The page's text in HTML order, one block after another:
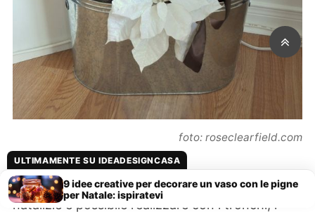
foto: roseclearfield.com
Avete visto quante incantevoli decorazioni
natalizie è possibile realizzare con i tronchi, i
ULTIMAMENTE SU IDEADESIGNCASA
9 idee creative per decorare un vaso con le pigne
per Natale: ispiratevi